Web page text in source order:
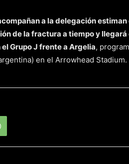
a la delegación
de la fractura a tiempo y
Grupo J frente a Argelia,
en el Arrowhead Stadium.